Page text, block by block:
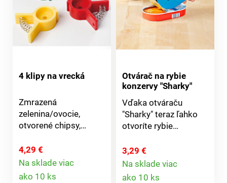
4 klipy na vrecká
Zmrazená
zelenina/ovocie,
otvorené chipsy,
pochúťky, s týmito
praktickými klipsami
na vrecká zostane
4,29 €
Na sklade viac
ako 10 ks
Otvárač na rybie
konzervy "Sharky"
Vďaka otváraču
"Sharky" teraz ľahko
otvoríte rybie
s krúžkovým
uzáverom - bez
najmenšej námahy a
3,29 €
Na sklade viac
ako 10 ks